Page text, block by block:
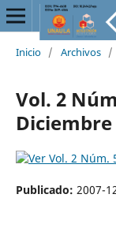
Inicio / Archivos /
Vol. 2
Diciembre
Publicado: 2007-